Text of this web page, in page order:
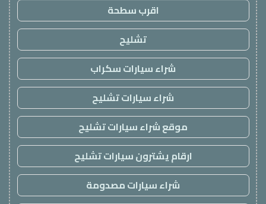
اقرب سطحة
تشليح
شراء سيارات سكراب
شراء سيارات تشليح
موقع شراء سيارات تشليح
ارقام يشترون سيارات تشليح
شراء سيارات مصدومة